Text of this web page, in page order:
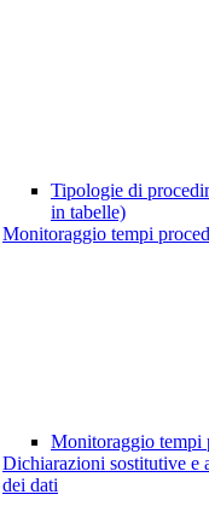
Tipologie di
in tabelle)
Monitoraggio tempi
Monitoraggio tempi
Dichiarazioni sostitutive e
dei dati